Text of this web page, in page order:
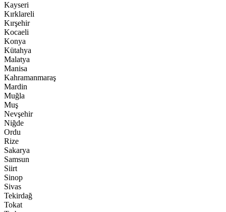
Kayseri
Kırklareli
Kırşehir
Kocaeli
Konya
Kütahya
Malatya
Manisa
Kahramanmaraş
Mardin
Muğla
Muş
Nevşehir
Niğde
Ordu
Rize
Sakarya
Samsun
Siirt
Sinop
Sivas
Tekirdağ
Tokat